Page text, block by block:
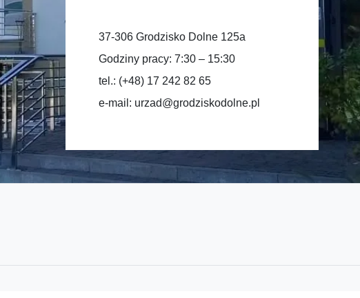
37-306 Grodzisko Dolne 125a
Godziny pracy: 7:30 – 15:30
tel.: (+48) 17 242 82 65
e-mail: urzad@grodziskodolne.pl